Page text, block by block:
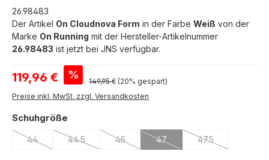
26.98483
Der Artikel On Cloudnova Form in der Farbe Weiß von der
Marke On Running mit der Hersteller-Artikelnummer
26.98483 ist jetzt bei JNS verfügbar.
Verkaufspreis:
119,96 € % Regulärer Preis:
149,95 € (20% gespart)
Preise inkl. MwSt. zzgl. Versandkosten
Schuhgröße
44
(Diese Option ist zurzeit nicht verfügbar.)
44.5
(Diese Option ist zurzeit nicht verfügbar.)
45
(Diese Option ist zurzeit nicht verfügbar.)
47
(Diese Option ist zurzeit nicht
47.5
(Diese Option